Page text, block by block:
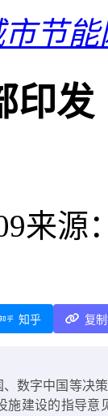
节能
印
来源
知乎 复
数字中国等决
施建设的指导